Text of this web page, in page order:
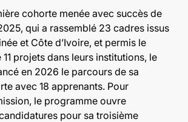
cohorte menée avec succès de
qui a rassemblé 23 cadres issus
et Côte d’Ivoire, et permis le
projets dans leurs institutions, le
en 2026 le parcours de sa
avec 18 apprenants. Pour
le programme ouvre
pour sa troisième